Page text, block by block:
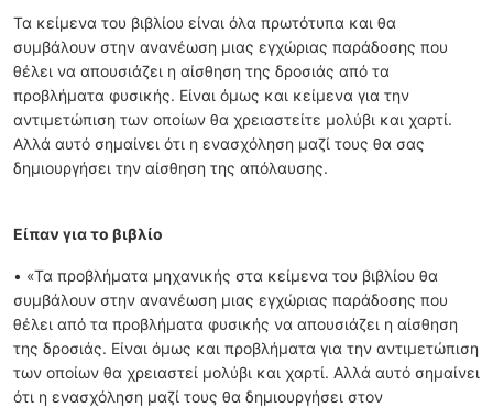
Τα κείμενα του βιβλίου είναι όλα πρωτότυπα και θα
συμβάλουν στην ανανέωση μιας εγχώριας παράδοσης που
θέλει να απουσιάζει η αίσθηση της δροσιάς από τα
προβλήματα φυσικής. Είναι όμως και κείμενα για την
αντιμετώπιση των οποίων θα χρειαστείτε μολύβι και χαρτί.
Αλλά αυτό σημαίνει ότι η ενασχόληση μαζί τους θα σας
δημιουργήσει την αίσθηση της απόλαυσης.
Είπαν για το βιβλίο
• «Τα προβλήματα μηχανικής στα κείμενα του βιβλίου θα
συμβάλουν στην ανανέωση μιας εγχώριας παράδοσης που
θέλει από τα προβλήματα φυσικής να απουσιάζει η αίσθηση
της δροσιάς. Είναι όμως και προβλήματα για την αντιμετώπιση
των οποίων θα χρειαστεί μολύβι και χαρτί. Αλλά αυτό σημαίνει
ότι η ενασχόληση μαζί τους θα δημιουργήσει στον